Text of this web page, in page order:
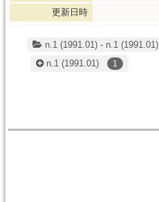
更新日時
n.1 (1991.01) - n.1 (1991.01)
n.1 (1991.01) 1